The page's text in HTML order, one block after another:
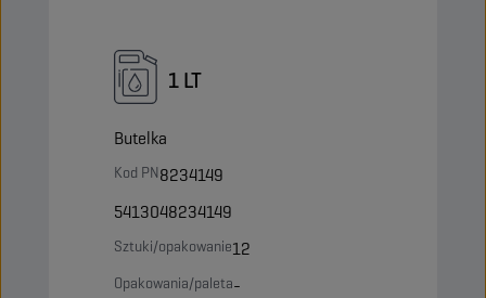
1 LT
Butelka
Kod PN8234149
5413048234149
Sztuki/opakowanie12
Opakowania/paleta-